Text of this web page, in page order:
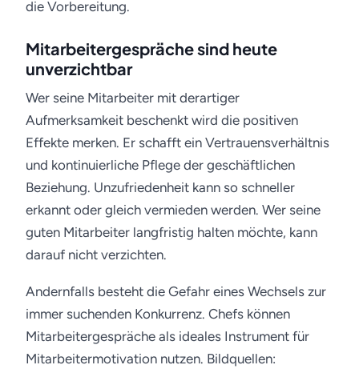
die Vorbereitung.
Mitarbeitergespräche sind heute
unverzichtbar
Wer seine Mitarbeiter mit derartiger
Aufmerksamkeit beschenkt wird die positiven
Effekte merken. Er schafft ein Vertrauensverhältnis
und kontinuierliche Pflege der geschäftlichen
Beziehung. Unzufriedenheit kann so schneller
erkannt oder gleich vermieden werden. Wer seine
guten Mitarbeiter langfristig halten möchte, kann
darauf nicht verzichten.
Andernfalls besteht die Gefahr eines Wechsels zur
immer suchenden Konkurrenz. Chefs können
Mitarbeitergespräche als ideales Instrument für
Mitarbeitermotivation nutzen. Bildquellen: